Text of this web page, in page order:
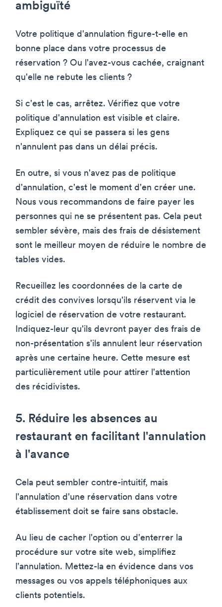
ambiguïté
Votre politique d'annulation figure-t-elle en
bonne place dans votre processus de
réservation ? Ou l'avez-vous cachée, craignant
qu'elle ne rebute les clients ?
Si c'est le cas, arrêtez. Vérifiez que votre
politique d'annulation est visible et claire.
Expliquez ce qui se passera si les gens
n'annulent pas dans un délai précis.
En outre, si vous n'avez pas de politique
d'annulation, c'est le moment d'en créer une.
Nous vous recommandons de faire payer les
personnes qui ne se présentent pas. Cela peut
sembler sévère, mais des frais de désistement
sont le meilleur moyen de réduire le nombre de
tables vides.
Recueillez les coordonnées de la carte de
crédit des convives lorsqu'ils réservent via le
logiciel de réservation de votre restaurant.
Indiquez-leur qu'ils devront payer des frais de
non-présentation s'ils annulent leur réservation
après une certaine heure. Cette mesure est
particulièrement utile pour attirer l'attention
des récidivistes.
5. Réduire les absences au
restaurant en facilitant l'annulation
à l'avance
Cela peut sembler contre-intuitif, mais
l'annulation d'une réservation dans votre
établissement doit se faire sans obstacle.
Au lieu de cacher l'option ou d'enterrer la
procédure sur votre site web, simplifiez
l'annulation. Mettez-la en évidence dans vos
messages ou vos appels téléphoniques aux
clients potentiels.